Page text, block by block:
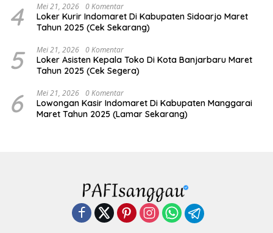
4 Mei 21, 2026 0 Komentar
Loker Kurir Indomaret Di Kabupaten Sidoarjo Maret
Tahun 2025 (Cek Sekarang)
5 Mei 21, 2026 0 Komentar
Loker Asisten Kepala Toko Di Kota Banjarbaru Maret
Tahun 2025 (Cek Segera)
6 Mei 21, 2026 0 Komentar
Lowongan Kasir Indomaret Di Kabupaten Manggarai
Maret Tahun 2025 (Lamar Sekarang)